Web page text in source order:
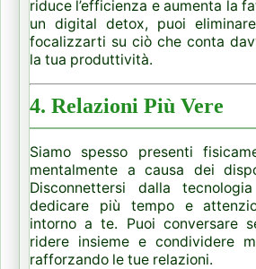
riduce l’efficienza e aumenta la
un digital detox, puoi
focalizzarti su ciò che conta
la tua produttività.
4. Relazioni Più Vere
Siamo spesso presenti
mentalmente a causa dei
Disconnettersi dalla
dedicare più tempo e
intorno a te. Puoi conversare
ridere insieme e condividere
rafforzando le tue relazioni.